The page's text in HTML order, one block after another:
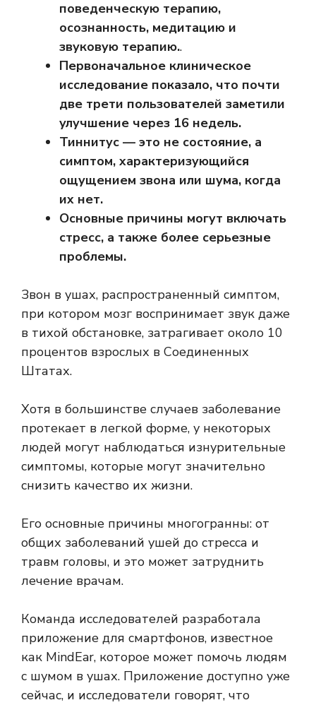
поведенческую терапию,
осознанность, медитацию и
звуковую терапию..
Первоначальное клиническое
исследование показало, что почти
две трети пользователей заметили
улучшение через 16 недель.
Тиннитус — это не состояние, а
симптом, характеризующийся
ощущением звона или шума, когда
их нет.
Основные причины могут включать
стресс, а также более серьезные
проблемы.
Звон в ушах, распространенный симптом,
при котором мозг воспринимает звук даже
в тихой обстановке, затрагивает около 10
процентов взрослых в Соединенных
Штатах.
Хотя в большинстве случаев заболевание
протекает в легкой форме, у некоторых
людей могут наблюдаться изнурительные
симптомы, которые могут значительно
снизить качество их жизни.
Его основные причины многогранны: от
общих заболеваний ушей до стресса и
травм головы, и это может затруднить
лечение врачам.
Команда исследователей разработала
приложение для смартфонов, известное
как MindEar, которое может помочь людям
с шумом в ушах. Приложение доступно уже
сейчас, и исследователи говорят, что